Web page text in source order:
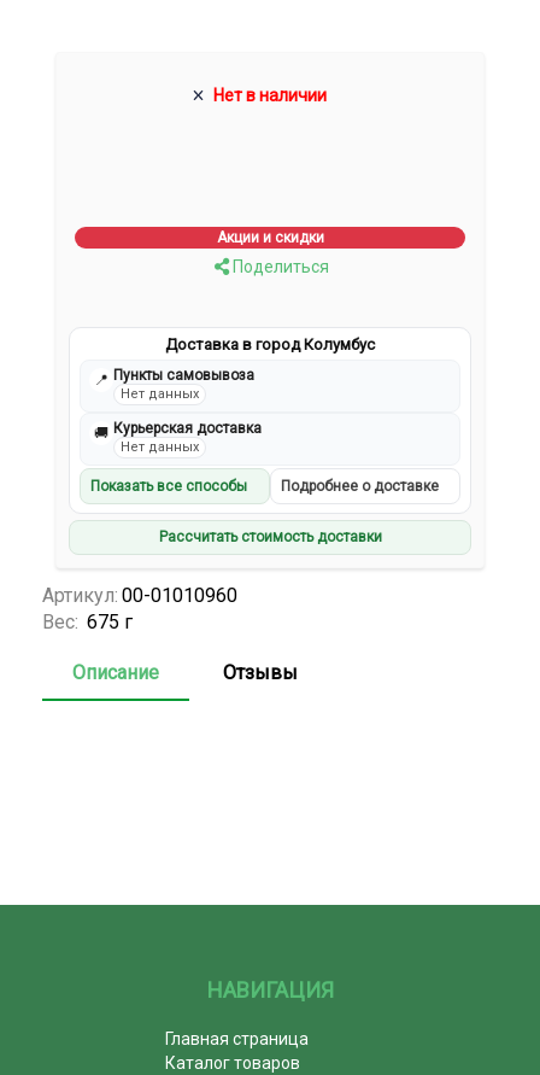
Нет в наличии
Акции и скидки
Поделиться
Доставка в город Колумбус
📍 Пункты самовывоза
Нет данных
🚚 Курьерская доставка
Нет данных
Показать все способы Подробнее о доставке
Рассчитать стоимость доставки
Артикул: 00-01010960
Вес: 675 г
Описание Отзывы
НАВИГАЦИЯ
Главная страница
Каталог товаров